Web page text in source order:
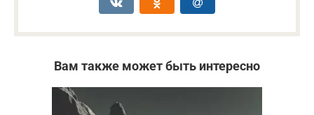
Вам также может быть интересно